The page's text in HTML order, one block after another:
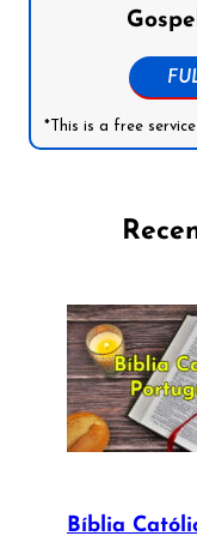
*This is a free
Bíblia